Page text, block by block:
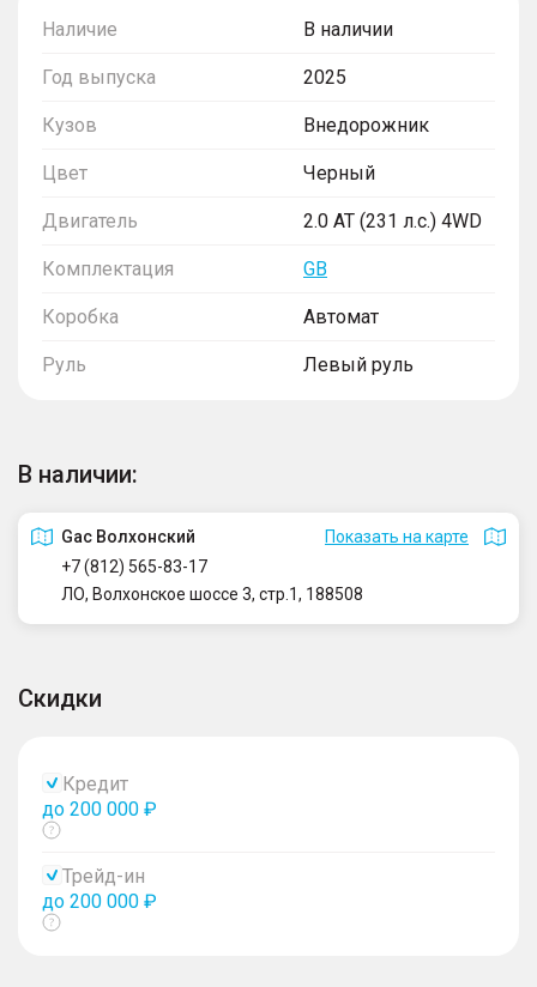
Наличие В наличии
Год выпуска 2025
Кузов Внедорожник
Цвет Черный
Двигатель 2.0 AT (231 л.с.) 4WD
Комплектация GB
Коробка Автомат
Руль Левый руль
В наличии:
Gac Волхонский
Показать на карте
+7 (812) 565-83-17
ЛО, Волхонское шоссе 3, стр.1, 188508
Скидки
Кредит
до 200 000 ₽
Показать
Трейд-ин
до 200 000 ₽
Показать